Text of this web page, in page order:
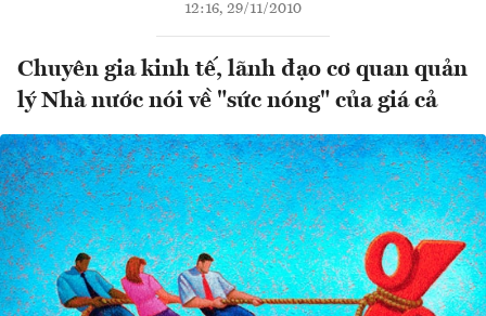
12:16, 29/11/2010
Chuyên gia kinh tế, lãnh đạo cơ quan quản
lý Nhà nước nói về "sức nóng" của giá cả